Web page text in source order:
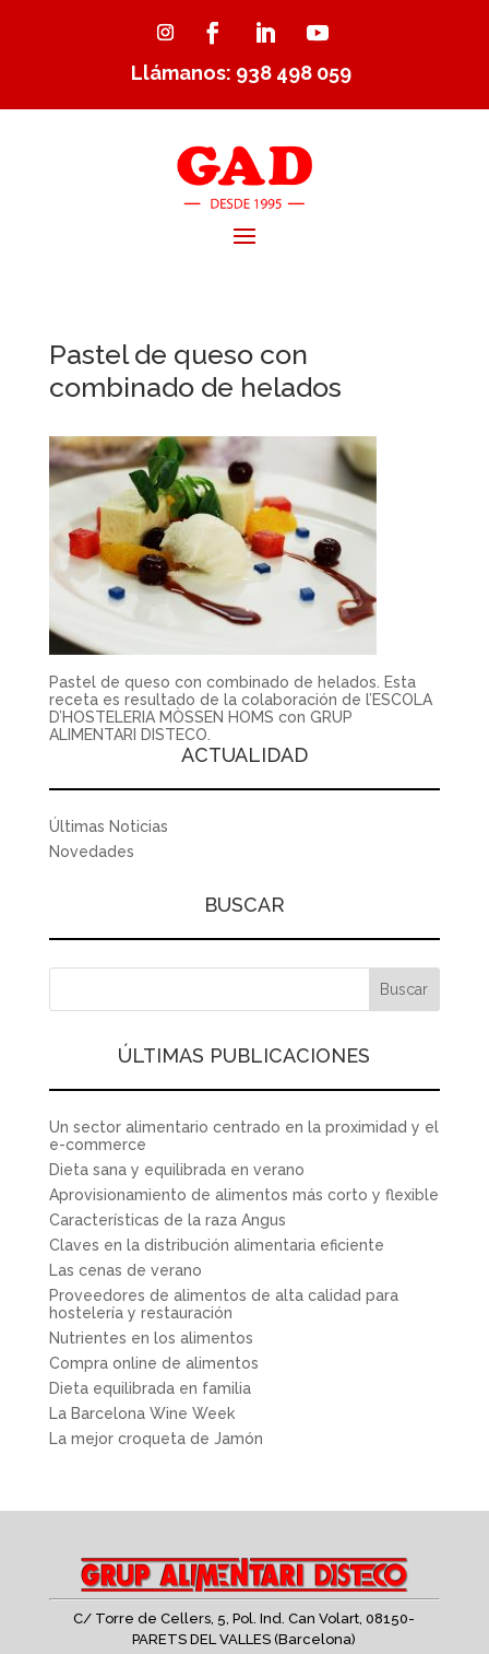
Llámanos: 938 498 059
Pastel de queso con
combinado de helados
Pastel de queso con combinado de helados. Esta
receta es resultado de la colaboración de l’ESCOLA
D’HOSTELERIA MÒSSEN HOMS con GRUP
ALIMENTARI DISTECO.
ACTUALIDAD
Últimas Noticias
Novedades
BUSCAR
ÚLTIMAS PUBLICACIONES
Un sector alimentario centrado en la proximidad y el
e-commerce
Dieta sana y equilibrada en verano
Aprovisionamiento de alimentos más corto y flexible
Características de la raza Angus
Claves en la distribución alimentaria eficiente
Las cenas de verano
Proveedores de alimentos de alta calidad para
hostelería y restauración
Nutrientes en los alimentos
Compra online de alimentos
Dieta equilibrada en familia
La Barcelona Wine Week
La mejor croqueta de Jamón
C/ Torre de Cellers, 5, Pol. Ind. Can Volart,08150-
PARETS DEL VALLES (Barcelona)